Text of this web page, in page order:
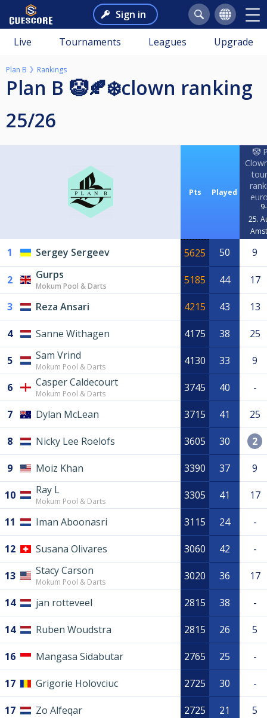
Sign in
Live Tournaments Leagues Upgrade
Plan B Rankings
Plan B 🤡🍂❄️clown ranking
25/26
Pts Played
🤡
25.
1 Sergey Sergeev 5625 50 9
2 Gurps
Mokum Pool & Darts 5185 44 17
3 Reza Ansari 4215 43 13
4 Sanne Withagen 4175 38 25
5 Sam Vrind
Mokum Pool & Darts 4130 33 9
6 Casper Caldecourt
Mokum Pool & Darts 3745 40 -
7 Dylan McLean 3715 41 25
8 Nicky Lee Roelofs 3605 30 2
9 Moiz Khan 3390 37 9
10 Ray L
Mokum Pool & Darts 3305 41 17
11 Iman Aboonasri 3115 24 -
12 Susana Olivares 3060 42 -
13 Stacy Carson
Mokum Pool & Darts 3020 36 17
14 jan rotteveel 2815 38 -
14 Ruben Woudstra 2815 26 5
16 Mangasa Sidabutar 2765 25 -
17 Grigorie Holovciuc 2725 30 -
17 Zo Alfeqar 2725 21 5